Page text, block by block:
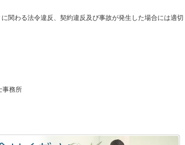
関わる法令違反、契約違反及び事故が発生した場合には適切
事務所